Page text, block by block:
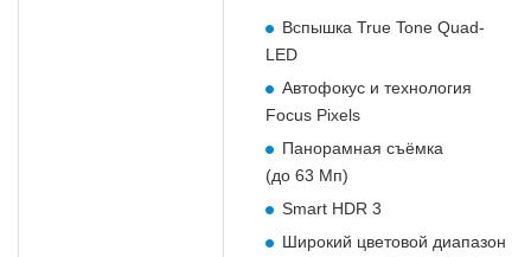
Вспышка True Tone Quad-
LED
Автофокус и технология
Focus Pixels
Панорамная съёмка
(до 63 Мп)
Smart HDR 3
Широкий цветовой диапазон